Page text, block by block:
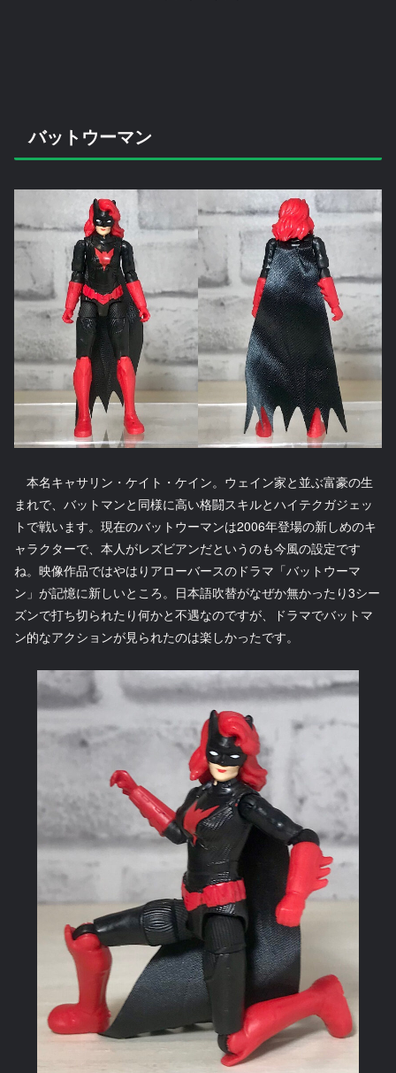
バットウーマン
本名キャサリン・ケイト・ケイン。ウェイン家と並ぶ富豪の生
まれで、バットマンと同様に高い格闘スキルとハイテクガジェッ
トで戦います。現在のバットウーマンは2006年登場の新しめのキ
ャラクターで、本人がレズビアンだというのも今風の設定です
ね。映像作品ではやはりアローバースのドラマ「バットウーマ
ン」が記憶に新しいところ。日本語吹替がなぜか無かったり3シー
ズンで打ち切られたり何かと不遇なのですが、ドラマでバットマ
ン的なアクションが見られたのは楽しかったです。